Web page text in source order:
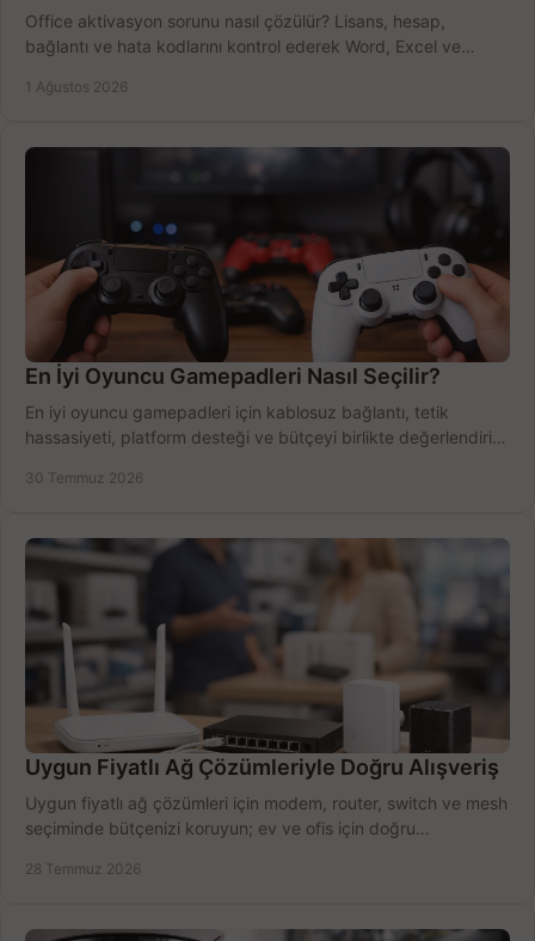
Office aktivasyon sorunu nasıl çözülür? Lisans, hesap,
bağlantı ve hata kodlarını kontrol ederek Word, Excel ve
1 Ağustos 2026
En İyi Oyuncu Gamepadleri Nasıl Seçilir?
En iyi oyuncu gamepadleri için kablosuz bağlantı, tetik
hassasiyeti, platform desteği ve bütçeyi birlikte değerlendirin;
30 Temmuz 2026
Uygun Fiyatlı Ağ Çözümleriyle Doğru Alışveriş
Uygun fiyatlı ağ çözümleri için modem, router, switch ve mesh
seçiminde bütçenizi koruyun; ev ve ofis için doğru
28 Temmuz 2026